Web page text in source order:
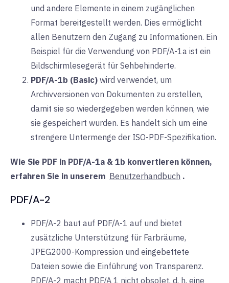
und andere Elemente in einem zugänglichen
Format bereitgestellt werden. Dies ermöglicht
allen Benutzern den Zugang zu Informationen. Ein
Beispiel für die Verwendung von PDF/A-1a ist ein
Bildschirmlesegerät für Sehbehinderte.
PDF/A-1b (Basic) wird verwendet, um
Archivversionen von Dokumenten zu erstellen,
damit sie so wiedergegeben werden können, wie
sie gespeichert wurden. Es handelt sich um eine
strengere Untermenge der ISO-PDF-Spezifikation.
Wie Sie PDF in PDF/A-1a & 1b konvertieren können,
erfahren Sie in unserem Benutzerhandbuch .
PDF/A-2
PDF/A-2 baut auf PDF/A-1 auf und bietet
zusätzliche Unterstützung für Farbräume,
JPEG2000-Kompression und eingebettete
Dateien sowie die Einführung von Transparenz.
PDF/A-2 macht PDF/A 1 nicht obsolet, d. h. eine